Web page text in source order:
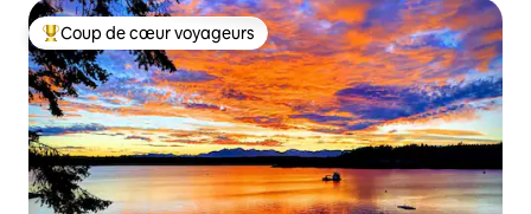
Coups de cœur voyageurs les plus appréciés
Coup de cœur voyageurs